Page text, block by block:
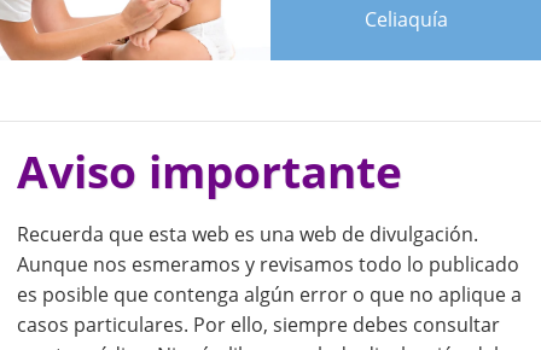
Celiaquía
Aviso importante
Recuerda que esta web es una web de divulgación.
Aunque nos esmeramos y revisamos todo lo publicado
es posible que contenga algún error o que no aplique a
casos particulares. Por ello, siempre debes consultar